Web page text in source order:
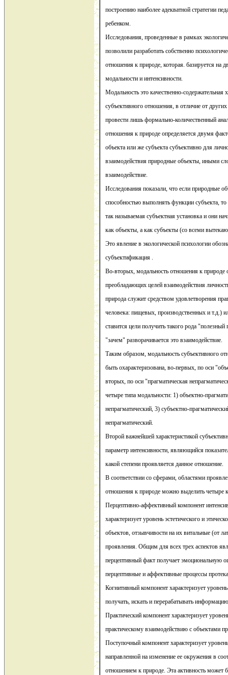
построению наиболее адекватной стратегии
ребенком.
Исследования, проведенные в рамках
позволили разработать собственно
отношения к природе, которая. базируется на
модальности и интенсивности.
Модальность это качественно-содержательная
субъективного отношения, в отличие от
провести лишь формально-количественный
отношения к природе определяется двумя
объекта или же субъекта субъективно для
взаимодействия природные объекты, иными
взаимодействие.
Исследования показали, что если природные
способностью выполнять функции субъекта,
так называемая субъектная установка и они
как объекты, а как субъекты (со всеми
Это явление в экологической психологии
субъектификация .
Во-вторых, модальность отношения к природе
преобладающих целей взаимодействия
природа служит средством удовлетворения
человека: пищевых, производственных и т.д.)
ставится цели получить такого рода
"зачем" разворачивается это взаимодействие.
Таким образом, модальность субъективного
быть охарактеризована, во-первых, по оси
вторых, по оси "прагматическая
четыре типа модальности: 1) объектно-
непрагматический, 3) субъектно-
непрагматический.
Второй важнейшей характеристикой
параметр интенсивности, являющийся
какой степени проявляется данное отношение.
В соответствии со сферами, областями
отношения к природе можно выделить четыре
Перцептивно-аффективный компонент
характеризует уровень эстетического и
объектов, отзывчивости на их витальные (от
проявления. Общим для всех трех аспектов
перцептивный факт получает эмоциональную
перцептивные и аффективные процессы
Когнитивный компонент характеризует
получать, искать и перерабатывать
Практический компонент характеризует
практическому взаимодействию с объектами
Поступочный компонент характеризует
направленной на изменение ее окружения в
отношением к природе. Эта активность может